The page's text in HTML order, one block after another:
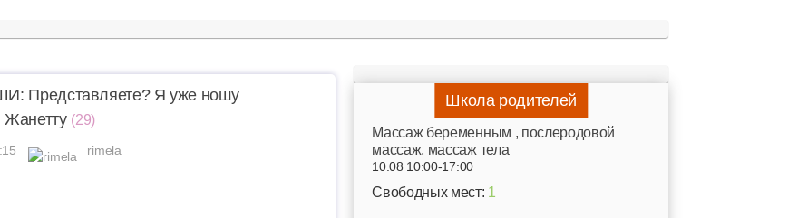
Представляете? Я уже ношу
(29)
rimela
Школа родителей
Mассаж беременным , послеродовой
массаж, массаж тела
10.08 10:00-17:00
Свободных мест: 1